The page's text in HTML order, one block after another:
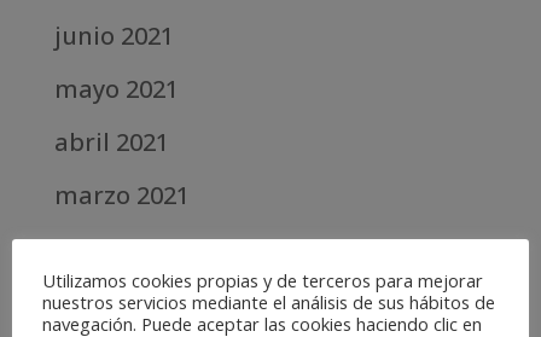
junio 2021
mayo 2021
abril 2021
marzo 2021
febrero 2021
diciembre 2020
Utilizamos cookies propias y de terceros para mejorar
nuestros servicios mediante el análisis de sus hábitos de
navegación. Puede aceptar las cookies haciendo clic en